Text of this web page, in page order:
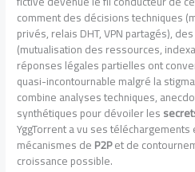
comment des décisions techniques
privés, relais DHT, VPN partagés),
(mutualisation des ressources,
réponses légales partielles ont
quasi-incontournable malgré la
combine analyses techniques,
synthétiques pour dévoiler les
YggTorrent a vu ses
mécanismes deP2Pet de
croissance possible.